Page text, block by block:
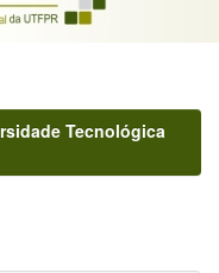
Tecnológica